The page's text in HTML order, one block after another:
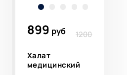
899 руб 1200
Халат
медицинский